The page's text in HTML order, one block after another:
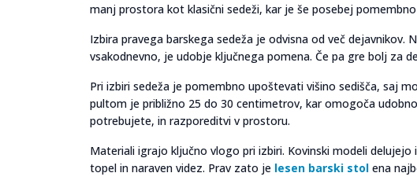
manj prostora kot klasični sedeži, kar je še posebej
Izbira pravega barskega sedeža je odvisna od več
vsakodnevno, je udobje ključnega pomena. Če pa gre bolj za
Pri izbiri sedeža je pomembno upoštevati višino sedišča, saj
pultom je približno 25 do 30 centimetrov, kar omogoča
potrebujete, in razporeditvi v prostoru.
Materiali igrajo ključno vlogo pri izbiri. Kovinski modeli
topel in naraven videz. Prav zato je lesen barski stol ena